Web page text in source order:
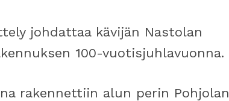
johdattaa kävijän Nastolan
100-vuotisjuhlavuonna.
rakennettiin alun perin Pohjolan